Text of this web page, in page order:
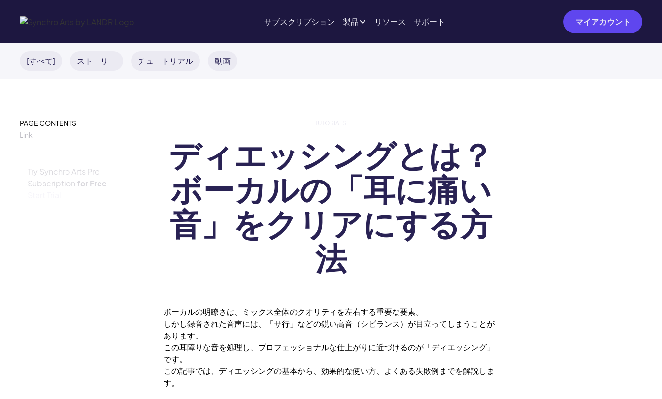
サブスクリプション 製品 リソース サポート マイアカウント
[すべて] ストーリー チュートリアル 動画
PAGE CONTENTS
Link
Try Synchro Arts Pro
Subscription for Free
ディエッシングとは？
ボーカルの「耳に痛い
音」をクリアにする方
法
ボーカルの明瞭さは、ミックス全体のクオリティを左右する重要な要素。
しかし録音された音声には、「サ行」などの鋭い高音（シビランス）が目立ってしまうことが
あります。
この耳障りな音を処理し、プロフェッショナルな仕上がりに近づけるのが「ディエッシング」
です。
この記事では、ディエッシングの基本から、効果的な使い方、よくある失敗例までを解説しま
す。